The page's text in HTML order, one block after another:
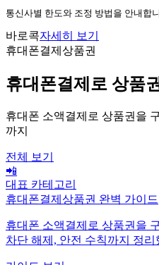
통신사별 한도와 조정 방법을 안내합
바로콕자세히 보기
휴대폰결제상품권
휴대폰결제로 상품
휴대폰 소액결제로 상품권을
까지
전체 보기
📲
대표 카테고리
휴대폰결제상품권 완벽 가이드
휴대폰 소액결제로 상품권을
차단 해제, 안전 수칙까지 정리